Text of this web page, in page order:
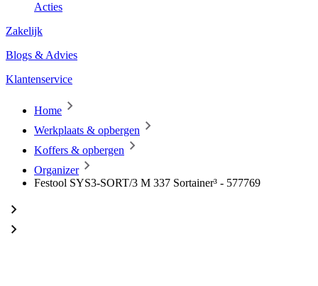
Acties
Zakelijk
Blogs & Advies
Klantenservice
Home
Werkplaats & opbergen
Koffers & opbergen
Organizer
Festool SYS3-SORT/3 M 337 Sortainer³ - 577769